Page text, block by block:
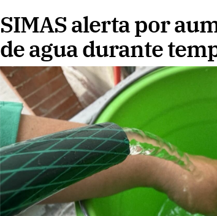
SIMAS alerta por
de agua durante